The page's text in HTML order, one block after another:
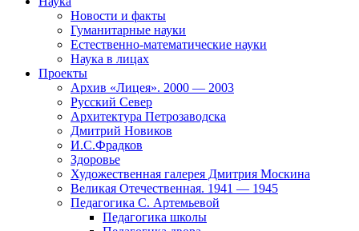
Новости и факты
Гуманитарные науки
Естественно-математические науки
Наука в лицах
Проекты
Архив «Лицея». 2000 — 2003
Русский Север
Архитектура Петрозаводска
Дмитрий Новиков
И.С.Фрадков
Здоровье
Художественная галерея Дмитрия Москина
Великая Отечественная. 1941 — 1945
Педагогика С. Артемьевой
Педагогика школы